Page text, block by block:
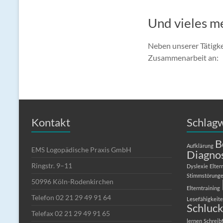
Und vieles
Neben unserer
Zusammenarbeit
Kontakt
EMS Logopädische Praxis GmbH
Ringstr. 9–11
50996 Köln-Rodenkirchen
Telefon 02 21 29 49 91 64
Telefax 02 21 29 49 91 65
Aufklärung
Dyslexie
Elterntraining
lernen